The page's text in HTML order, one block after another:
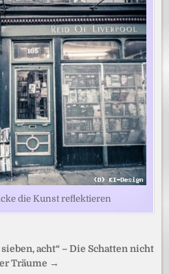
die Kunst reflektieren
acht“ – Die Schatten nicht
Träume →